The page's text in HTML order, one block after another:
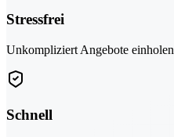
Stressfrei
Unkompliziert Angebote
Schnell